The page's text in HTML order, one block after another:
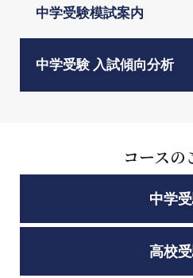
中学受験模試案内
中学受験 入試傾向分析
コースの
中学
高校